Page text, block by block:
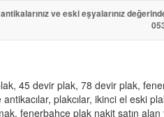
ve eski eşyalarınız
45 devir plak, 78 devir plak,
plakcılar, ikinci el eski
fenerbahçe plak nakit satın